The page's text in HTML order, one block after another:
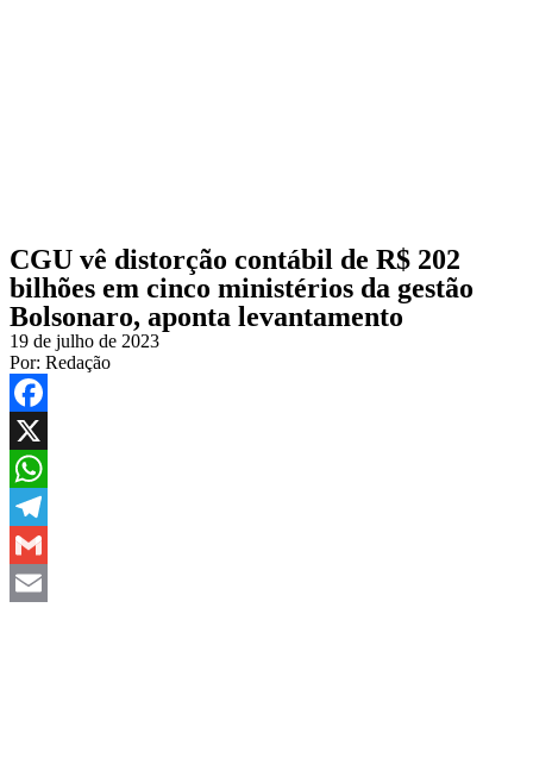
CGU vê distorção contábil de R$ 202
bilhões em cinco ministérios da gestão
Bolsonaro, aponta levantamento
19 de julho de 2023
Por: Redação
Facebook
X
WhatsApp
Telegram
Gmail